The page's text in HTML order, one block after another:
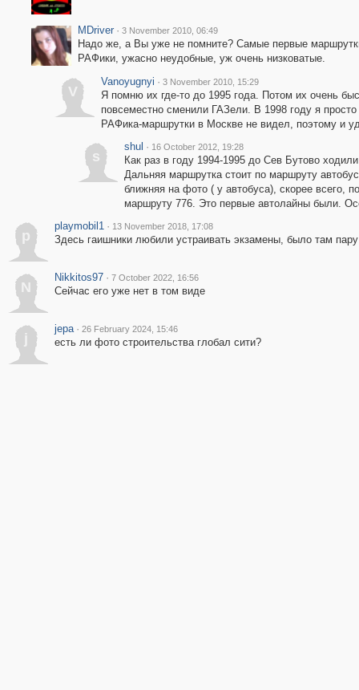
MDriver · 3 November 2010, 06:49
Надо же, а Вы уже не помните? Самые первые
РАФики, ужасно неудобные, уж очень низковатые.
V
Vanoyugnyi · 3 November 2010, 15:29
Я помню их где-то до 1995 года. Потом их очень
повсеместно сменили ГАЗели. В 1998 году я просто
РАФика-маршрутки в Москве не видел, поэтому и
s
shul · 16 October 2012, 19:28
Как раз в году 1994-1995 до Сев Бутово
Дальняя маршрутка стоит по маршруту
ближняя на фото ( у автобуса), скорее всего, по
маршруту 776. Это первые автолайны были.
p
playmobil1 · 13 November 2018, 17:08
Здесь гаишники любили устраивать экзамены, было там
N
Nikkitos97 · 7 October 2022, 16:56
Сейчас его уже нет в том виде
j
jepa · 26 February 2024, 15:46
есть ли фото строительства глобал сити?